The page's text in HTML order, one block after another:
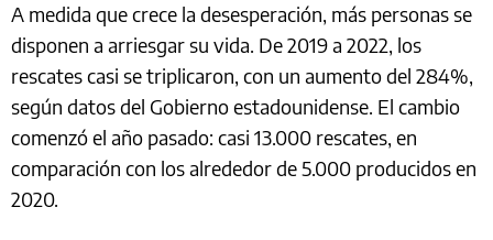
A medida que crece la desesperación, más personas se
disponen a arriesgar su vida. De 2019 a 2022, los
rescates casi se triplicaron, con un aumento del 284%,
según datos del Gobierno estadounidense. El cambio
comenzó el año pasado: casi 13.000 rescates, en
comparación con los alrededor de 5.000 producidos en
2020.